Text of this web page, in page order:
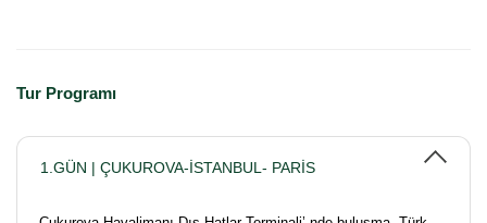
Tur Programı
1.GÜN | ÇUKUROVA-İSTANBUL- PARİS